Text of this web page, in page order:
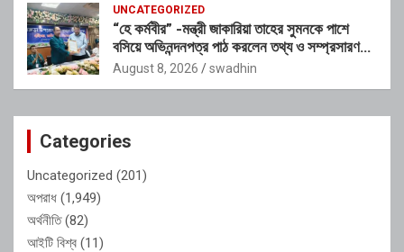
UNCATEGORIZED
“হে কর্মবীর” -মন্ত্রী জাকারিয়া তাহের সুমনকে পাশে
বসিয়ে অভিনন্দনপত্র পাঠ করলেন তথ্য ও সম্প্রসারণ
মন্ত্রণালয়ের ভারপ্রাপ্ত সচিব শাহ আলম
August 8, 2026 swadhin
Categories
Uncategorized (201)
অপরাধ (1,949)
অর্থনীতি(82)
আইটি বিশ্ব (11)